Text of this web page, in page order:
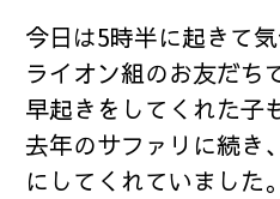
今日は5時半に起きて
ライオン組のお友だち
早起きをしてくれた子
去年のサファリに続き
にしてくれていました。